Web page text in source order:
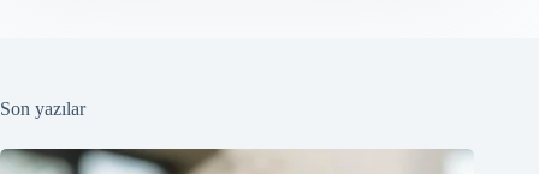
Son yazılar